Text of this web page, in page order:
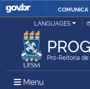
COMUNICA
Ministério da Justiça e
Ministério da Defesa
LANGUAGES
Pró-Reitoria
Menu Menu